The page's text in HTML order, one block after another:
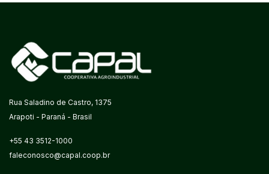
Rua Saladino de Castro, 1375
Arapoti - Paraná - Brasil
+55 43 3512-1000
faleconosco@capal.coop.br